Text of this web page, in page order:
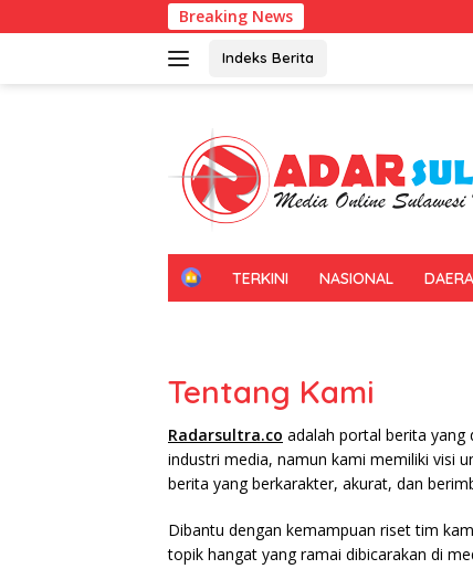
ke
Breaking News
Indeks Berita
H
TERKINI NASIONAL
Tentang Kami
Radarsultra.co adalah portal berita yang
industri media, namun kami memiliki visi
berita yang berkarakter, akurat, dan
Dibantu dengan kemampuan riset tim
topik hangat yang ramai dibicarakan di